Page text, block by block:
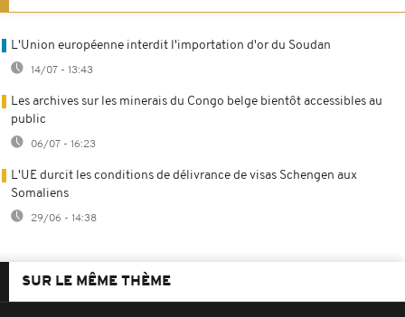
L'Union européenne interdit l'importation d'or du Soudan
14/07 - 13:43
Les archives sur les minerais du Congo belge bientôt accessibles au
public
06/07 - 16:23
L'UE durcit les conditions de délivrance de visas Schengen aux
Somaliens
29/06 - 14:38
SUR LE MÊME THÈME